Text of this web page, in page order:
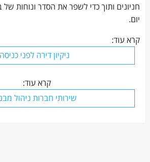
חניונים ותוך כדי לשפר את הסדר ונוחות של
יום.
קרא עוד:
ניקיון דירה לפני כניסה
קרא עוד:
שירותי חברות ניהול